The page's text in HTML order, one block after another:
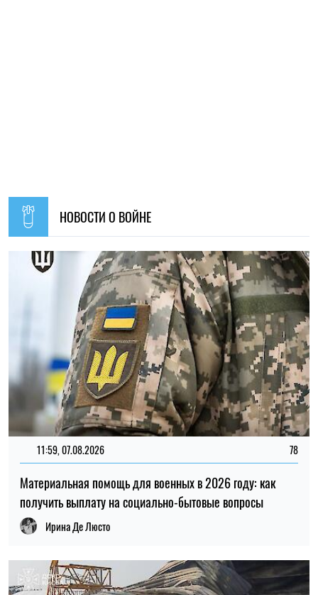
11:59, 07.08.2026
Материальная помощь для военных в 2026 году: как
получить выплату на социально-бытовые вопросы
Ирина Де Люсто
20:27, 06.08.2026
товаров и роста цен в Украине
Николай Потика